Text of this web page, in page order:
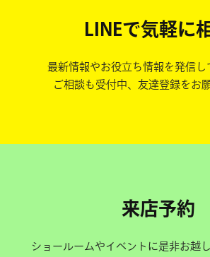
LINEで気軽に
最新情報やお役立ち情報を発信し
ご相談も受付中、友達登録をお
来店予約
ショールームやイベントに是非お越